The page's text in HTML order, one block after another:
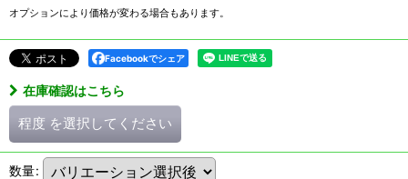
オプションにより価格が変わる場合もあります。
Facebookでシェア
在庫確認はこちら
程度 を選択してください
数量: